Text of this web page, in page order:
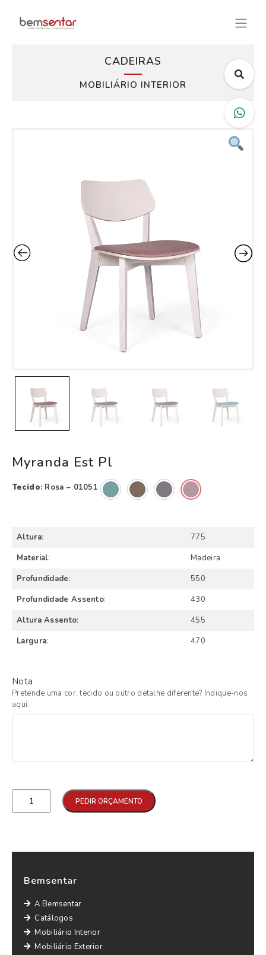
CADEIRAS
MOBILIÁRIO INTERIOR
Myranda Est Pl
Tecido: Rosa – 01051
Altura:
775
Material:
Madeira
Profundidade:
550
Profundidade Assento:
430
Altura Assento:
455
Largura: 470
Nota
Pretende uma cor, tecido ou outro detalhe diferente? Indique-nos
aqui.
PEDIR ORÇAMENTO
Bemsentar
A Bemsentar
Catálogos
Mobiliário Interior
Mobiliário Exterior